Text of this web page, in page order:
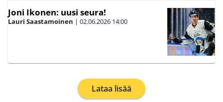
Joni Ikonen: uusi seura!
Lauri Saastamoinen | 02.06.2026 14:00
Lataa lisää